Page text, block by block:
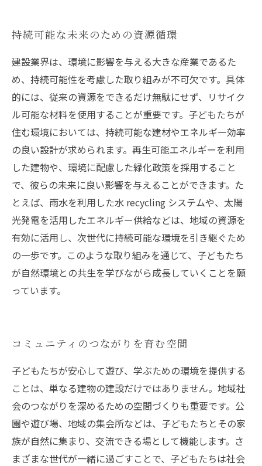
持続可能な未来のための資源循環
建設業界は、環境に影響を与える大きな産業であるた
め、持続可能性を考慮した取り組みが不可欠です。具体
的には、従来の資源をできるだけ無駄にせず、リサイク
ル可能な材料を使用することが重要です。子どもたちが
住む環境においては、持続可能な建材やエネルギー効率
の良い設計が求められます。再生可能エネルギーを利用
した建物や、環境に配慮した緑化政策を採用すること
で、彼らの未来に良い影響を与えることができます。た
とえば、雨水を利用した水 recycling システムや、太陽
光発電を活用したエネルギー供給などは、地域の資源を
有効に活用し、次世代に持続可能な環境を引き継ぐため
の一歩です。このような取り組みを通じて、子どもたち
が自然環境との共生を学びながら成長していくことを願
っています。
コミュニティのつながりを育む空間
子どもたちが安心して遊び、学ぶための環境を提供する
ことは、単なる建物の建設だけではありません。地域社
会のつながりを深めるための空間づくりも重要です。公
園や遊び場、地域の集会所などは、子どもたちとその家
族が自然に集まり、交流できる場として機能します。さ
まざまな世代が一緒に過ごすことで、子どもたちは社会